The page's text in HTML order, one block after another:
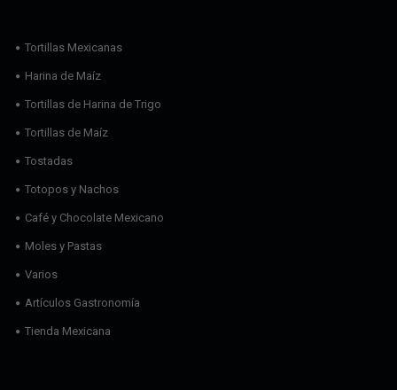
Tortillas Mexicanas
Harina de Maíz
Tortillas de Harina de Trigo
Tortillas de Maíz
Tostadas
Totopos y Nachos
Café y Chocolate Mexicano
Moles y Pastas
Varios
Artículos Gastronomía
Tienda Mexicana